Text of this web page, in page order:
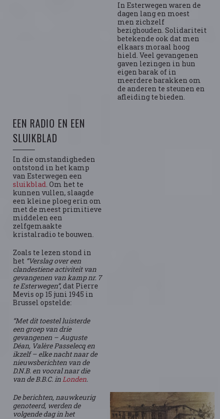
In Esterwegen waren de
dagen lang en moest
men zichzelf
bezighouden. Solidariteit
betekende ook dat men
elkaars moraal hoog
hield. Veel gevangenen
gaven lezingen in hun
eigen barak of in
meerdere barakken om
de anderen te steunen en
afleiding te bieden.
EEN RADIO EN EEN
SLUIKBLAD
In die omstandigheden
ontstond in het kamp
van Esterwegen een
sluikblad. Om het te
kunnen vullen, slaagde
een kleine ploeg erin om
met de meest primitieve
middelen een
zelfgemaakte
kristalradio te bouwen.
Zoals te lezen stond in
het “Verslag over een
clandestiene activiteit van
gevangenen van kamp nr. 7
te Esterwegen”, dat Pierre
Mevis op 15 juni 1945 in
Brussel opstelde:
“Met dit toestel luisterde
een groep van drie
gevangenen – Auguste
Déan, Valère Passelecq en
ikzelf – elke nacht naar de
nieuwsberichten van de
D.N.B. en vooral naar die
van de B.B.C. inLonden.
De berichten, nauwkeurig
genoteerd, werden de
volgende dag in het